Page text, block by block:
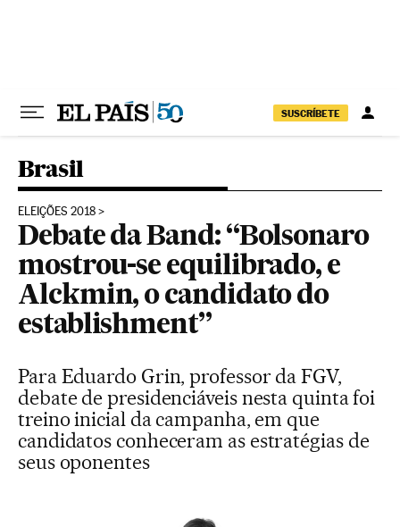
SUSCRÍBETE
Brasil
ELEIÇÕES 2018
Debate da Band: “Bolsonaro
mostrou-se equilibrado, e
Alckmin, o candidato do
establishment”
Para Eduardo Grin, professor da FGV,
debate de presidenciáveis nesta quinta foi
treino inicial da campanha, em que
candidatos conheceram as estratégias de
seus oponentes